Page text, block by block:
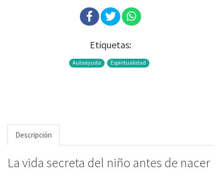
Etiquetas:
Autoayuda Espiritualidad
Descripción
La vida secreta del niño antes de nacer